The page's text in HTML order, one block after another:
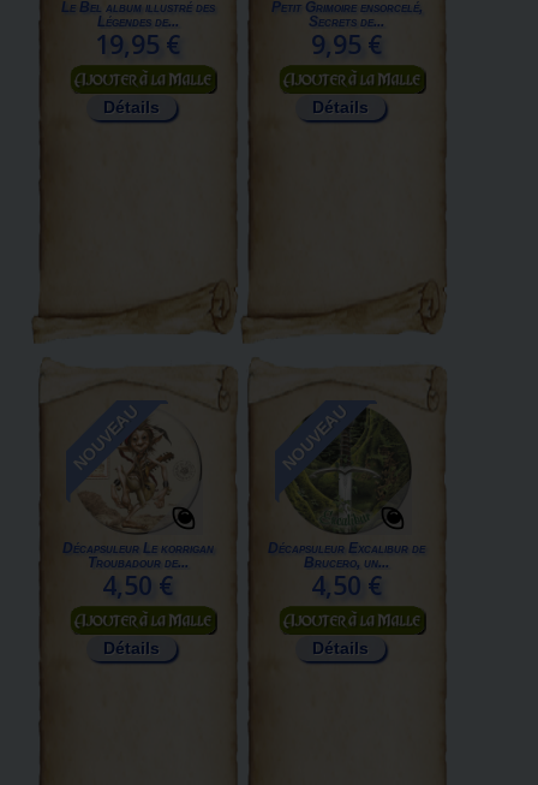
Le Bel album illustré des
Légendes de...
19,95 €
Ajouter au panier
Détails
Petit Grimoire ensorcelé,
Secrets de...
9,95 €
Ajouter au panier
Détails
NOUVEAU
Décapsuleur Le korrigan
Troubadour de...
4,50 €
Ajouter au panier
Détails
NOUVEAU
Décapsuleur Excalibur de
Brucero, un...
4,50 €
Ajouter au panier
Détails